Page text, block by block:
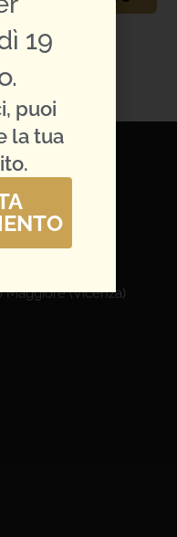
(Vicenza)
19
puoi
la tua